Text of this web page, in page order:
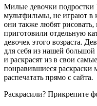
Милые девочки подростки
мультфильмы, не играют в
они также любят
приготовили отдельную
девочек этого возраста.
для себя из нашей
и раскрасят из в свои
понравившиеся раскраски
распечатать прямо с сайта.
Раскрасили? Прикрепите